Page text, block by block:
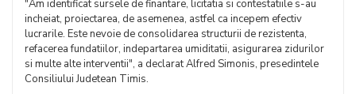
"Am identificat sursele de finantare, licitatia si contestatiile s-au
incheiat, proiectarea, de asemenea, astfel ca incepem efectiv
lucrarile. Este nevoie de consolidarea structurii de rezistenta,
refacerea fundatiilor, indepartarea umiditatii, asigurarea zidurilor
si multe alte interventii", a declarat Alfred Simonis, presedintele
Consiliului Judetean Timis.